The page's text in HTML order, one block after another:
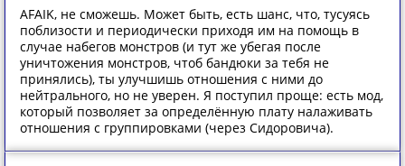
AFAIK, не сможешь. Может быть, есть шанс, что, тусуясь
поблизости и периодически приходя им на помощь в
случае набегов монстров (и тут же убегая после
уничтожения монстров, чтоб бандюки за тебя не
принялись), ты улучшишь отношения с ними до
нейтрального, но не уверен. Я поступил проще: есть мод,
который позволяет за определённую плату налаживать
отношения с группировками (через Сидоровича).